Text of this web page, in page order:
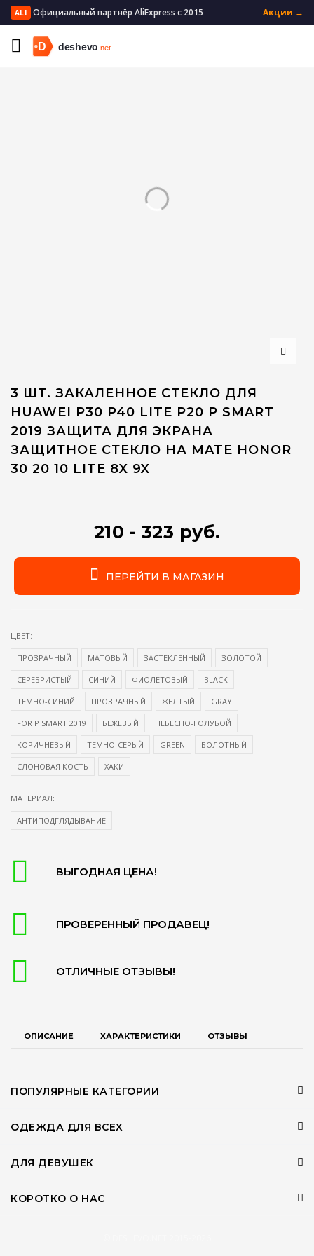
ALI Официальный партнёр AliExpress с 2015 Акции →
3 ШТ. ЗАКАЛЕННОЕ СТЕКЛО ДЛЯ
HUAWEI P30 P40 LITE P20 P SMART
2019 ЗАЩИТА ДЛЯ ЭКРАНА
ЗАЩИТНОЕ СТЕКЛО НА MATE HONOR
30 20 10 LITE 8X 9X
210 - 323 руб.
ПЕРЕЙТИ В МАГАЗИН
ЦВЕТ:
ПРОЗРАЧНЫЙ МАТОВЫЙ ЗАСТЕКЛЕННЫЙ ЗОЛОТОЙ
СЕРЕБРИСТЫЙ СИНИЙ ФИОЛЕТОВЫЙ BLACK
ТЕМНО-СИНИЙ ПРОЗРАЧНЫЙ ЖЕЛТЫЙ GRAY
FOR P SMART 2019 БЕЖЕВЫЙ НЕБЕСНО-ГОЛУБОЙ
КОРИЧНЕВЫЙ ТЕМНО-СЕРЫЙ GREEN БОЛОТНЫЙ
СЛОНОВАЯ КОСТЬ ХАКИ
МАТЕРИАЛ:
АНТИПОДГЛЯДЫВАНИЕ
ВЫГОДНАЯ ЦЕНА!
ПРОВЕРЕННЫЙ ПРОДАВЕЦ!
ОТЛИЧНЫЕ ОТЗЫВЫ!
ОПИСАНИЕ ХАРАКТЕРИСТИКИ ОТЗЫВЫ
ПОПУЛЯРНЫЕ КАТЕГОРИИ
ОДЕЖДА ДЛЯ ВСЕХ
ДЛЯ ДЕВУШЕК
КОРОТКО О НАС